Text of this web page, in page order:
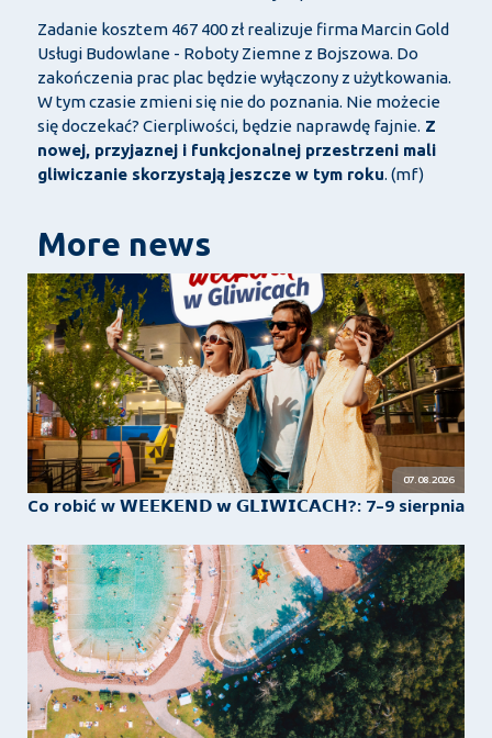
Zadanie kosztem 467 400 zł realizuje firma Marcin Gold
Usługi Budowlane - Roboty Ziemne z Bojszowa. Do
zakończenia prac plac będzie wyłączony z użytkowania.
W tym czasie zmieni się nie do poznania. Nie możecie
się doczekać? Cierpliwości, będzie naprawdę fajnie. Z
nowej, przyjaznej i funkcjonalnej przestrzeni mali
gliwiczanie skorzystają jeszcze w tym roku. (mf)
More news
07.08.2026
Co robić w 𝗪𝗘𝗘𝗞𝗘𝗡𝗗 𝘄 𝗚𝗟𝗜𝗪𝗜𝗖𝗔𝗖𝗛?: 7–9 sierpnia